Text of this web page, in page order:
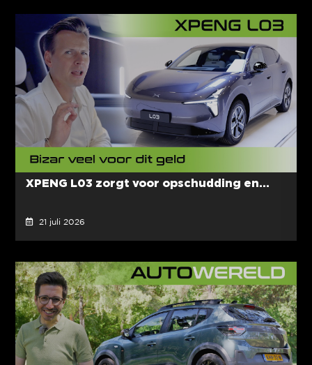
XPENG L03 zorgt voor opschudding en...
21 juli 2026